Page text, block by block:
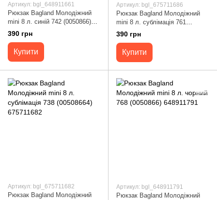
Артикул: bgl_648911661
Рюкзак Bagland Молодіжний
mini 8 л. синій 742 (0050866)
648911661
390 грн
Купити
Артикул: bgl_675711686
Рюкзак Bagland Молодіжний
mini 8 л. сублімація 761
(00508664) 675711686
390 грн
Купити
Артикул: bgl_675711682
Рюкзак Bagland Молодіжний
Артикул: bgl_648911791
Рюкзак Bagland Молодіжний